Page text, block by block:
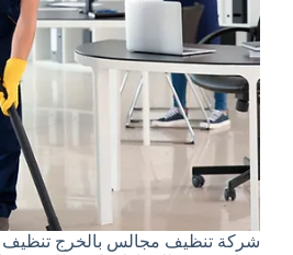
شركة تنظيف مجالس بالخرج تنظيف